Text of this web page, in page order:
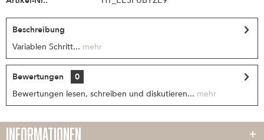
Beschreibung
Variablen Schritt... mehr
Bewertungen
0
Bewertungen lesen, schreiben und diskutieren... mehr
INFORMATIONEN